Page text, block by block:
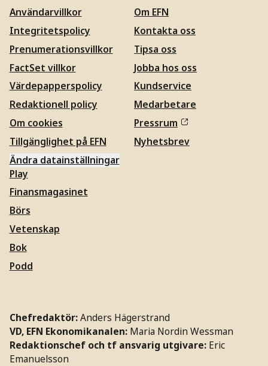
Användarvillkor
Integritetspolicy
Prenumerationsvillkor
FactSet villkor
Värdepapperspolicy
Redaktionell policy
Om cookies
Tillgänglighet på EFN
Ändra datainställningar
Om EFN
Kontakta oss
Tipsa oss
Jobba hos oss
Kundservice
Medarbetare
Pressrum
Nyhetsbrev
Play
Finansmagasinet
Börs
Vetenskap
Bok
Podd
Chefredaktör:Anders Hägerstrand
VD, EFN Ekonomikanalen: Maria Nordin Wessman
Redaktionschef och tf ansvarig utgivare: Eric
Emanuelsson